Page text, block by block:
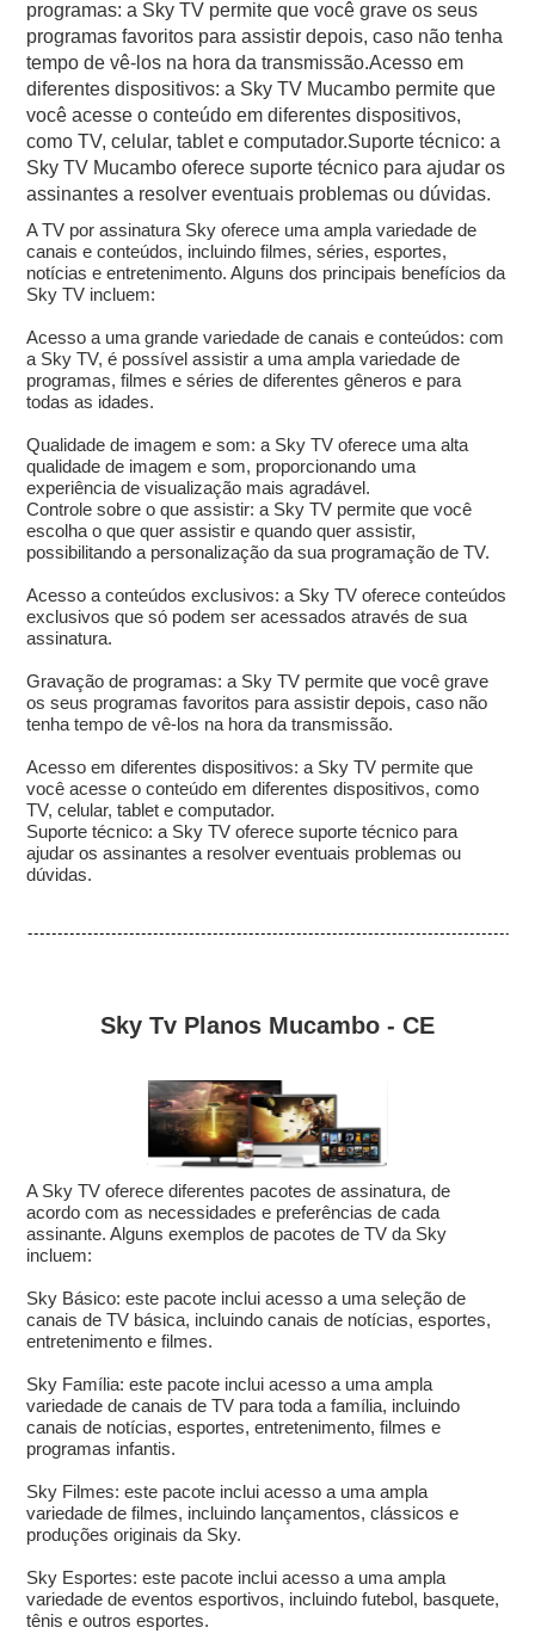
programas: a Sky TV permite que você grave os seus
programas favoritos para assistir depois, caso não tenha
tempo de vê-los na hora da transmissão.Acesso em
diferentes dispositivos: a Sky TV Mucambo permite que
você acesse o conteúdo em diferentes dispositivos,
como TV, celular, tablet e computador.Suporte técnico: a
Sky TV Mucambo oferece suporte técnico para ajudar os
assinantes a resolver eventuais problemas ou dúvidas.
A TV por assinatura Sky oferece uma ampla variedade de
canais e conteúdos, incluindo filmes, séries, esportes,
notícias e entretenimento. Alguns dos principais benefícios da
Sky TV incluem:
Acesso a uma grande variedade de canais e conteúdos: com
a Sky TV, é possível assistir a uma ampla variedade de
programas, filmes e séries de diferentes gêneros e para
todas as idades.
Qualidade de imagem e som: a Sky TV oferece uma alta
qualidade de imagem e som, proporcionando uma
experiência de visualização mais agradável.
Controle sobre o que assistir: a Sky TV permite que você
escolha o que quer assistir e quando quer assistir,
possibilitando a personalização da sua programação de TV.
Acesso a conteúdos exclusivos: a Sky TV oferece conteúdos
exclusivos que só podem ser acessados através de sua
assinatura.
Gravação de programas: a Sky TV permite que você grave
os seus programas favoritos para assistir depois, caso não
tenha tempo de vê-los na hora da transmissão.
Acesso em diferentes dispositivos: a Sky TV permite que
você acesse o conteúdo em diferentes dispositivos, como
TV, celular, tablet e computador.
Suporte técnico: a Sky TV oferece suporte técnico para
ajudar os assinantes a resolver eventuais problemas ou
dúvidas.
Sky Tv Planos Mucambo - CE
A Sky TV oferece diferentes pacotes de assinatura, de
acordo com as necessidades e preferências de cada
assinante. Alguns exemplos de pacotes de TV da Sky
incluem:
Sky Básico: este pacote inclui acesso a uma seleção de
canais de TV básica, incluindo canais de notícias, esportes,
entretenimento e filmes.
Sky Família: este pacote inclui acesso a uma ampla
variedade de canais de TV para toda a família, incluindo
canais de notícias, esportes, entretenimento, filmes e
programas infantis.
Sky Filmes: este pacote inclui acesso a uma ampla
variedade de filmes, incluindo lançamentos, clássicos e
produções originais da Sky.
Sky Esportes: este pacote inclui acesso a uma ampla
variedade de eventos esportivos, incluindo futebol, basquete,
tênis e outros esportes.